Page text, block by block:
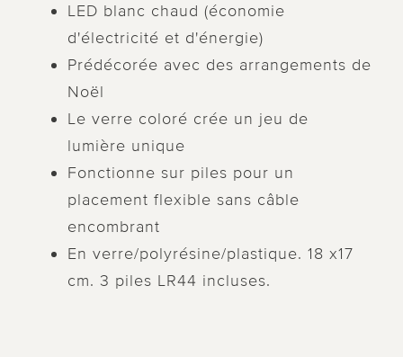
LED blanc chaud (économie
d'électricité et d'énergie)
Prédécorée avec des arrangements de
Noël
Le verre coloré crée un jeu de
lumière unique
Fonctionne sur piles pour un
placement flexible sans câble
encombrant
En verre/polyrésine/plastique. 18 x17
cm. 3 piles LR44 incluses.